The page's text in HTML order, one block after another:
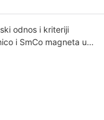
odnos i kriteriji
i SmCo magneta u